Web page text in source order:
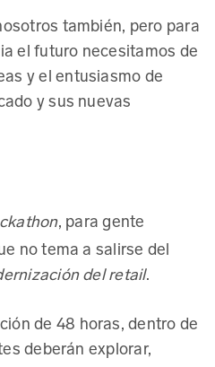
también, pero para
el futuro necesitamos de
y el entusiasmo de
y sus nuevas
, para gente
no tema a salirse del
del retail.
de 48 horas, dentro de
deberán explorar,